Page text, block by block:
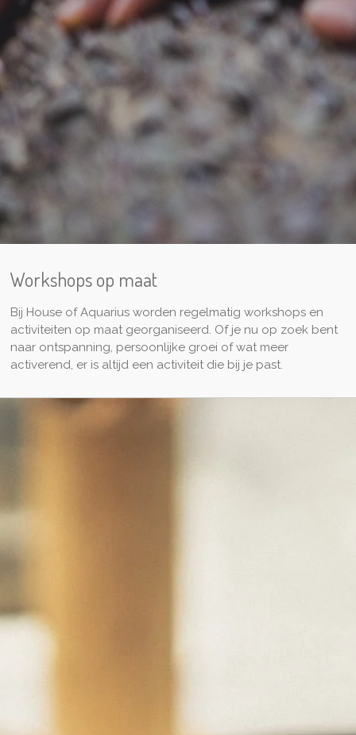
Workshops op maat
Bij House of Aquarius worden regelmatig workshops en
activiteiten op maat georganiseerd. Of je nu op zoek bent
naar ontspanning, persoonlijke groei of wat meer
activerend, er is altijd een activiteit die bij je past.